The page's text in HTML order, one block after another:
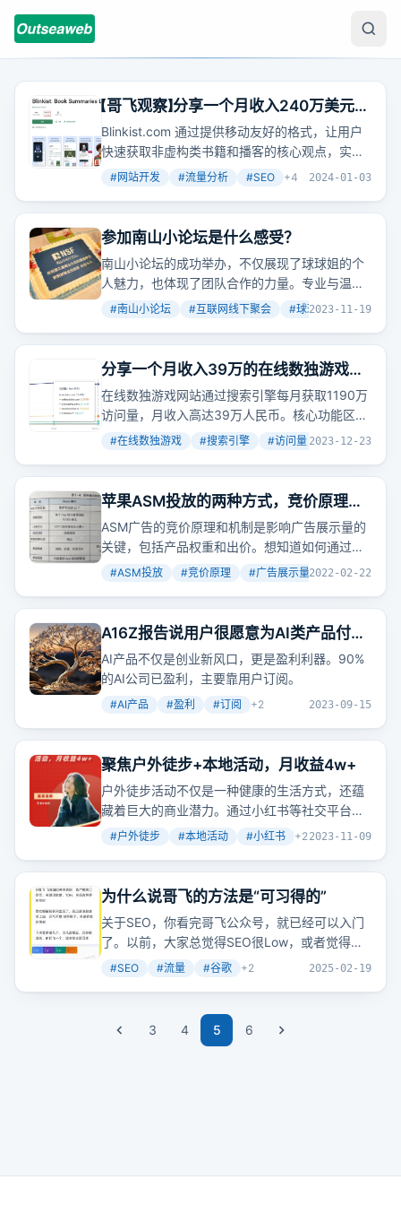
【哥飞观察】分享一个月收入240万美元且
最近流量暴涨的产品
Blinkist.com 通过提供移动友好的格式，让用户
快速获取非虚构类书籍和播客的核心观点，实现
了单月240万美元的收入。
#网站开发 #流量分析 #SEO +4 2024-01-03
参加南山小论坛是什么感受？
南山小论坛的成功举办，不仅展现了球球姐的个
人魅力，也体现了团队合作的力量。专业与温情
并存，这样的论坛让人难以忘怀。
#南山小论坛 #互联网线下聚会 #球球姐 +2
2023-11-19
分享一个月收入39万的在线数独游戏网
站，每月从搜索引擎获取1190万访问量
在线数独游戏网站通过搜索引擎每月获取1190万
访问量，月收入高达39万人民币。核心功能区的
布局和SEO内容区是其高流量的关键。
#在线数独游戏 #搜索引擎 #访问量 +3
2023-12-23
苹果ASM投放的两种方式，竞价原理与
机制
ASM广告的竞价原理和机制是影响广告展示量的
关键，包括产品权重和出价。想知道如何通过优
化元数据、提升自然下载量和转化率来提高广告
#ASM投放 #竞价原理 #广告展示量 +2
2022-02-22
A16Z报告说用户很愿意为AI类产品付
费，名单里90%的公司已经实现盈利，
几乎所有盈利公司的盈利都来自于用户
订阅贡献
AI产品不仅是创业新风口，更是盈利利器。90%
的AI公司已盈利，主要靠用户订阅。
#AI产品 #盈利 #订阅 +2 2023-09-15
聚焦户外徒步+本地活动，月收益4w+
户外徒步活动不仅是一种健康的生活方式，还蕴
藏着巨大的商业潜力。通过小红书等社交平台招
募参与者，组织本地徒步活动，每月能获得3W-
渴望，还为组织者带来了可观的经济效益。
#户外徒步 #本地活动 #小红书 +22023-11-09
为什么说哥飞的方法是“可习得的”
关于SEO，你看完哥飞公众号，就已经可以入门
了。以前，大家总觉得SEO很Low，或者觉得
SEO是二十年前过时的技术。然而其实在谷歌生
司，也都养着一帮SEO高手，他们从谷歌里通过
SEO获取到了大量的免费且长期的流量。不过，
#SEO #流量 #谷歌 +2 2025-02-19
3 4 5 6